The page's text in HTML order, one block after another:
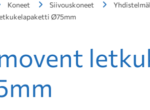
Koneet Siivouskoneet
Ø75mm